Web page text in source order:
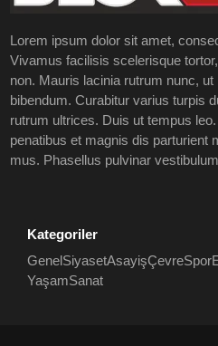
Lorem ipsum dolor sit amet,
Vivamus facilisis scelerisque
non. Mauris lacinia rutrum nunc,
bibendum. Curabitur varius turpis
rutrum ultrices. Duis ut tempus
penatibus et magnis dis parturient
mus. Phasellus pulvinar
Kategoriler
Genel SiyasetAsayişÇevreSpor
YaşamSanat